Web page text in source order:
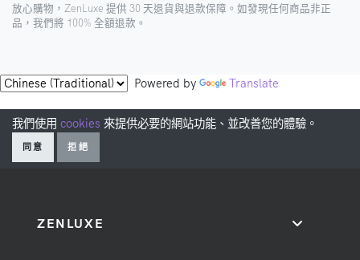
放心購物，ZenLuxe 提供 30 天退貨與退款保障。如發現任何商品非正
品，我們將 100% 全額退款。
Powered by Translate
我們使用 cookies 來提供必要的網站功能、並改善您的體驗。
同意 拒絕
ZENLUXE